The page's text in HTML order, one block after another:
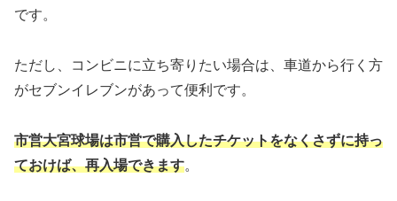
です。
ただし、コンビニに立ち寄りたい場合は、車道から行く方
がセブンイレブンがあって便利です。
市営大宮球場は市営で購入したチケットをなくさずに持っ
ておけば、再入場できます。